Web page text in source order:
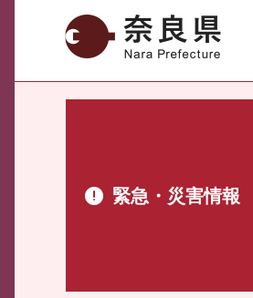
奈良県
緊急・災害情報